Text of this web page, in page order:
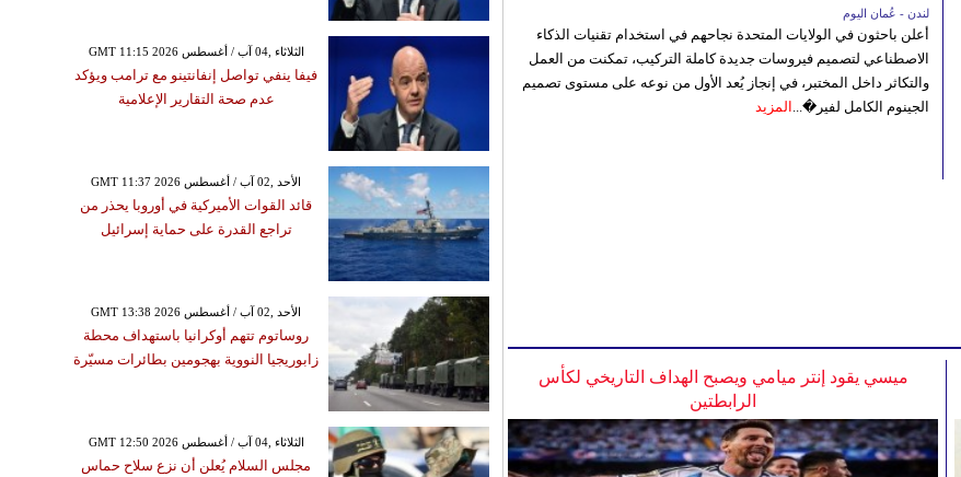
لندن - عُمان اليوم
أعلن باحثون في الولايات المتحدة نجاحهم في استخدام تقنيات الذكاء
الاصطناعي لتصميم فيروسات جديدة كاملة التركيب، تمكنت من العمل
والتكاثر داخل المختبر، في إنجاز يُعد الأول من نوعه على مستوى تصميم
الجينوم الكامل لفير�... المزيد
ميسي يقود إنتر ميامي ويصبح الهداف التاريخي لكأس
الرابطتين
GMT 11:15 2026 الثلاثاء ,04 آب / أغسطس
فيفا ينفي تواصل إنفانتينو مع ترامب ويؤكد
عدم صحة التقارير الإعلامية
GMT 11:37 2026 الأحد ,02 آب / أغسطس
قائد القوات الأميركية في أوروبا يحذر من
تراجع القدرة على حماية إسرائيل
GMT 13:38 2026 الأحد ,02 آب / أغسطس
روساتوم تتهم أوكرانيا باستهداف محطة
زابوريجيا النووية بهجومين بطائرات مسيّرة
GMT 12:50 2026 الثلاثاء ,04 آب / أغسطس
مجلس السلام يُعلن أن نزع سلاح حماس